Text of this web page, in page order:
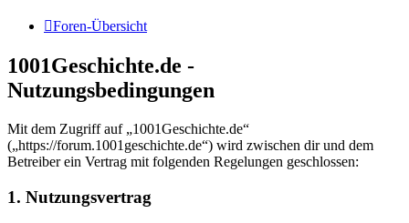
Foren-Übersicht
1001Geschichte.de -
Nutzungsbedingungen
Mit dem Zugriff auf „1001Geschichte.de“
(„https://forum.1001geschichte.de“) wird zwischen dir und dem
Betreiber ein Vertrag mit folgenden Regelungen geschlossen:
1. Nutzungsvertrag